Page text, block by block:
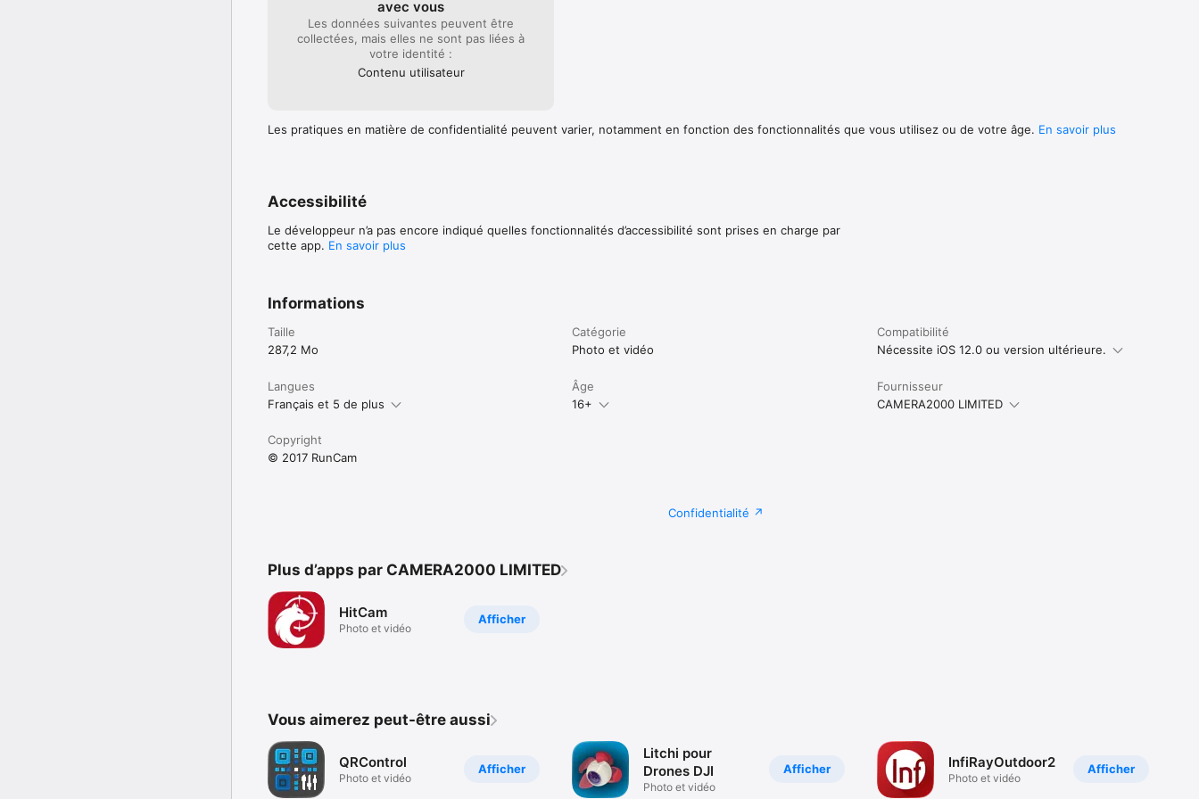
avec vous
Les données suivantes peuvent être
collectées, mais elles ne sont pas liées à
votre identité :
Contenu utilisateur
Les pratiques en matière de confidentialité peuvent varier, notamment en fonction des fonctionnalités que vous utilisez ou de votre âge. En savoir plus
Accessibilité
Le développeur n’a pas encore indiqué quelles fonctionnalités d’accessibilité sont prises en charge par
cette app. En savoir plus
Informations
Taille
287,2 Mo
Catégorie
Photo et vidéo
Compatibilité
Nécessite iOS 12.0 ou version ultérieure.
Langues
Français et 5 de plus
Âge
16+
Fournisseur
CAMERA2000 LIMITED
Copyright
© 2017 RunCam
Confidentialité
Plus d’apps par CAMERA2000 LIMITED
Afficher
HitCam
Photo et vidéo
Vous aimerez peut-être aussi
Afficher
QRControl
Photo et vidéo
Afficher
Litchi pour
Drones DJI
Photo et vidéo
Afficher
InfiRayOutdoor2
Photo et vidéo